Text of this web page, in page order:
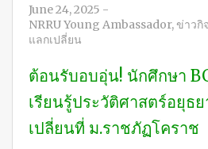
June 24, 2025 -
NRRU Young Ambassador,ข่าวกิ
แลกเปลี่ยน
ต้อนรับอบอุ่น! นักศึกษา
เรียนรู้ประวัติศาสตร์อยุธ
เปลี่ยนที่ ม.ราชภัฏโคราช